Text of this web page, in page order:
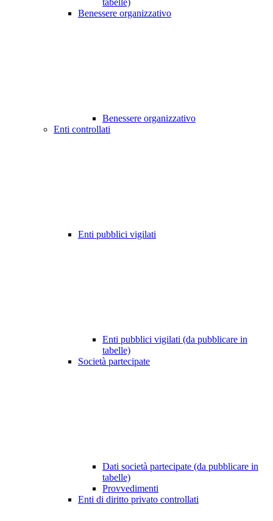
tabelle)
Benessere organizzativo
Benessere organizzativo
Enti controllati
Enti pubblici vigilati
Enti pubblici vigilati (da pubblicare in
tabelle)
Società partecipate
Dati società partecipate (da pubblicare in
tabelle)
Provvedimenti
Enti di diritto privato controllati